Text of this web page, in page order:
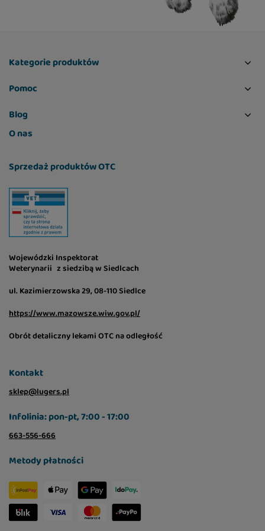
myślą o kotach preferujących miękkie i delikatne
pupili, które chętnie sięgają po kremowe
pomagają utrzymać prawidłowe
temu mus nie tylko smakuje, ale również wspiera
codzienny komfort trawienny kota.
Idealny jako przekąska lub dodatek do karmy
Brit Care Creamy Duo Mousse można podawać
samodzielnie jako smakowitą nagrodę lub
wykorzystać do urozmaicenia codziennych
świetnie sprawdza się również jako dodatek
zachęcający kota do jedzenia.
saszetki, w miseczce lub jako dodatek do karmy
pełnoporcjowej. Należy pamiętać, że jest to
część zbilansowanej diety. Kot powinien mieć
stały dostęp do świeżej wody pitnej.
Wygodne saszetki pełne świeżości
Opakowanie zawiera 4 saszetki po 14 g, które
pomagają zachować świeżość i pełnię smaku
Kategorie produktów
Pomoc
Blog
O nas
Sprzedaż produktów OTC
Wojewódzki Inspektorat
Weterynarii z siedzibą w Siedlcach
ul. Kazimierzowska 29, 08-110 Siedlce
https://www.mazowsze.wiw.gov.pl/
Obrót detaliczny lekami OTC na odległość
Kontakt
sklep@lugers.pl
Infolinia: pon-pt, 7:00 - 17:00
663-556-666
Metody płatności